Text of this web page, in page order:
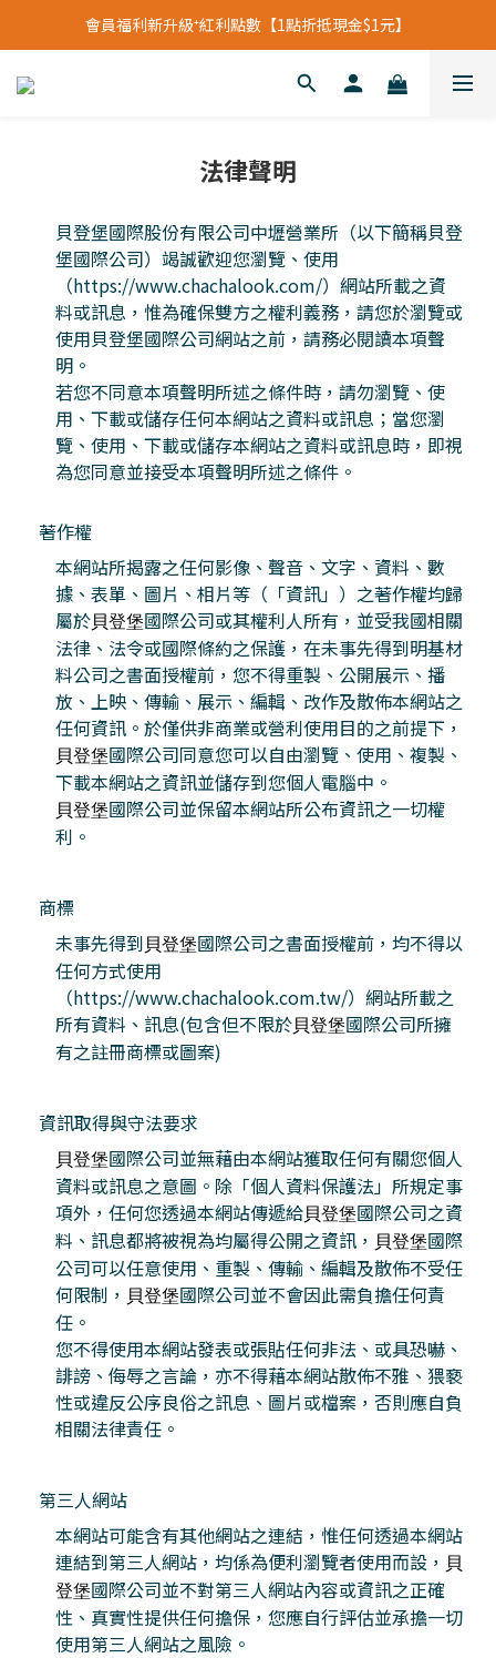
立即加入會員領【$200購物金】首次消費即可折抵
會員福利新升級⁺紅利點數【1點折抵現金$1元】
立即加入會員領【$200購物金】首次消費即可折抵
法律聲明
貝登堡國際股份有限公司中壢營業所（以下簡稱貝登
堡國際公司）竭誠歡迎您瀏覽、使用
（https://www.chachalook.com/）網站所載之資
料或訊息，惟為確保雙方之權利義務，請您於瀏覽或
使用貝登堡國際公司網站之前，請務必閱讀本項聲
明。
若您不同意本項聲明所述之條件時，請勿瀏覽、使
用、下載或儲存任何本網站之資料或訊息；當您瀏
覽、使用、下載或儲存本網站之資料或訊息時，即視
為您同意並接受本項聲明所述之條件。
著作權
本網站所揭露之任何影像、聲音、文字、資料、數
據、表單、圖片、相片等（「資訊」）之著作權均歸
屬於貝登堡國際公司或其權利人所有，並受我國相關
法律、法令或國際條約之保護，在未事先得到明基材
料公司之書面授權前，您不得重製、公開展示、播
放、上映、傳輸、展示、編輯、改作及散佈本網站之
任何資訊。於僅供非商業或營利使用目的之前提下，
貝登堡國際公司同意您可以自由瀏覽、使用、複製、
下載本網站之資訊並儲存到您個人電腦中。
貝登堡國際公司並保留本網站所公布資訊之一切權
利。
商標
未事先得到貝登堡國際公司之書面授權前，均不得以
任何方式使用
（https://www.chachalook.com.tw/）網站所載之
所有資料、訊息(包含但不限於貝登堡國際公司所擁
有之註冊商標或圖案)
資訊取得與守法要求
貝登堡國際公司並無藉由本網站獲取任何有關您個人
資料或訊息之意圖。除「個人資料保護法」所規定事
項外，任何您透過本網站傳遞給貝登堡國際公司之資
料、訊息都將被視為均屬得公開之資訊， 貝登堡國際
公司可以任意使用、重製、傳輸、編輯及散佈不受任
何限制， 貝登堡國際公司並不會因此需負擔任何責
任。
您不得使用本網站發表或張貼任何非法、或具恐嚇、
誹謗、侮辱之言論，亦不得藉本網站散佈不雅、猥褻
性或違反公序良俗之訊息、圖片或檔案，否則應自負
相關法律責任。
第三人網站
本網站可能含有其他網站之連結，惟任何透過本網站
連結到第三人網站，均係為便利瀏覽者使用而設， 貝
登堡國際公司並不對第三人網站內容或資訊之正確
性、真實性提供任何擔保，您應自行評估並承擔一切
使用第三人網站之風險。